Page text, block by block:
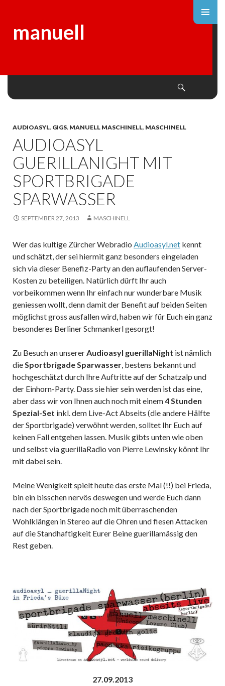
manuell
AUDIOASYL, GIGS, MANUELL MASCHINELL, MASCHINELL
AUDIOASYL
GUERILLANIGHT MIT
SPORTBRIGADE
SPARWASSER
SEPTEMBER 27, 2013 MASCHINELL
Wer das kultige Zürcher Webradio Audioasyl.net kennt
und schätzt, der sei hiermit ganz besonders eingeladen
sich via dieser Benefiz-Party an den auflaufenden Server-
Kosten zu beteiligen. Natürlich dürft Ihr auch
vorbeikommen wenn Ihr einfach nur wunderbare Musik
geniessen wollt, denn damit der Benefit auf beiden Seiten
möglichst gross ausfallen wird, haben wir für Euch ein ganz
besonderes Berliner Schmankerl gesorgt!
Zu Besuch an unsererAudioasyl guerillaNight ist nämlich
dieSportbrigade Sparwasser, bestens bekannt und
hochgeschätzt durch Ihre Auftritte auf der Schatzalp und
der Einhorn-Party. Dass sie hier sein werden ist das eine,
aber dass wir von Ihnen auch noch mit einem4 Stunden
Spezial-Set inkl. dem Live-Act Abseits (die andere Hälfte
der Sportbrigade) verwöhnt werden, solltet Ihr Euch auf
keinen Fall entgehen lassen. Musik gibts unten wie oben
und selbst via guerillaRadio von Pierre Lewinsky könnt Ihr
mit dabei sein.
Meine Wenigkeit spielt heute das erste Mal (!!) bei Frieda,
bin ein bisschen nervös deswegen und werde Euch dann
nach der Sportbrigade noch mit überraschenden
Wohlklängen in Stereo auf die Ohren und fiesen Attacken
auf die Standhaftigkeit Eurer Beine guerillamässig den
Rest geben.
27.09.2013